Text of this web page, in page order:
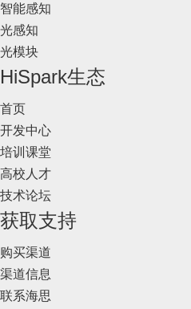
智能感知
光感知
光模块
HiSpark生态
首页
开发中心
培训课堂
高校人才
技术论坛
获取支持
购买渠道
渠道信息
联系海思